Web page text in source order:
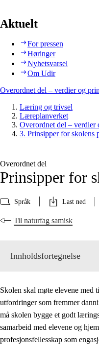
Aktuelt
For pressen
Høringer
Nyhetsvarsel
Om Udir
Overordnet del – verdier og
Læring og trivsel
Læreplanverket
Overordnet del –
3. Prinsipper for skolens
Overordnet del
Prinsipper for
Språk Last ned
Til naturfag samisk
Innholdsfortegnelse
Skolen skal møte elevene med
utfordringer som fremmer
må skolen bygge et godt
samarbeid med elevene og
profesjonsfellesskap som